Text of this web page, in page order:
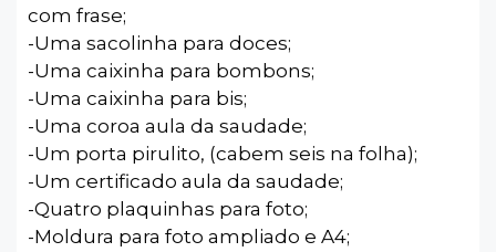
com frase;
-Uma sacolinha para doces;
-Uma caixinha para bombons;
-Uma caixinha para bis;
-Uma coroa aula da saudade;
-Um porta pirulito, (cabem seis na folha);
-Um certificado aula da saudade;
-Quatro plaquinhas para foto;
-Moldura para foto ampliado e A4;